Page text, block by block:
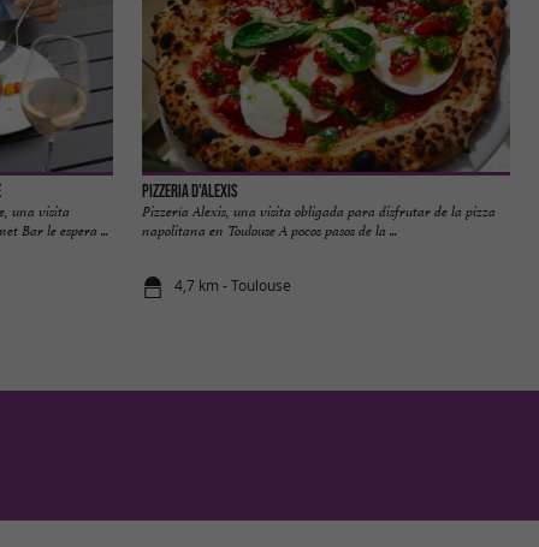
una visita
Bar le espera ...
Pizzeria d'Alexis
Pizzería Alexis, una visita obligada para disfrutar de la pizza
napolitana en Toulouse A pocos pasos de la ...
4,7 km - Toulouse